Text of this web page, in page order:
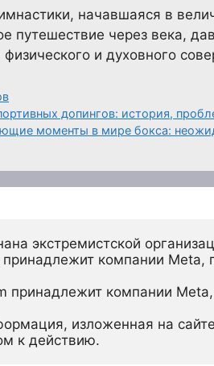
начавшаяся в
путешествие через века,
и духовного
допингов: история,
моменты в мире бокса:
экстремистской
компании Meta,
принадлежит компании
изложенная на
к действию.